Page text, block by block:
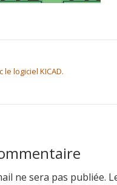
le logiciel KICAD.
ne sera pas publiée.